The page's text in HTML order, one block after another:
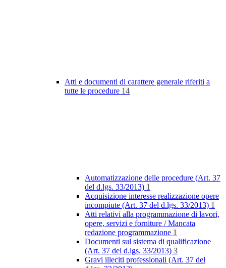
Atti e documenti di carattere generale riferiti a
tutte le procedure 14
Automatizzazione delle procedure (Art. 37
del d.lgs. 33/2013) 1
Acquisizione interesse realizzazione opere
incompiute (Art. 37 del d.lgs. 33/2013) 1
Atti relativi alla programmazione di lavori,
opere, servizi e forniture / Mancata
redazione programmazione 1
Documenti sul sistema di qualificazione
(Art. 37 del d.lgs. 33/2013) 3
Gravi illeciti professionali (Art. 37 del